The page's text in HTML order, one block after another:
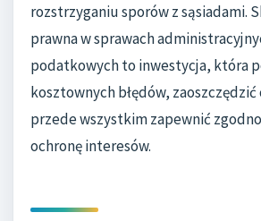
rozstrzyganiu sporów z sąsiadami.
prawna w sprawach
podatkowych to inwestycja, która
kosztownych błędów, zaoszczędzić
przede wszystkim zapewnić
ochronę interesów.